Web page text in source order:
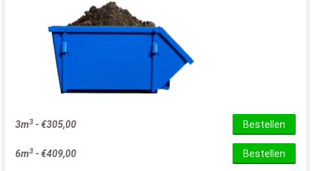
3m3 -€305,00 Bestellen
6m3 -€409,00 Bestellen